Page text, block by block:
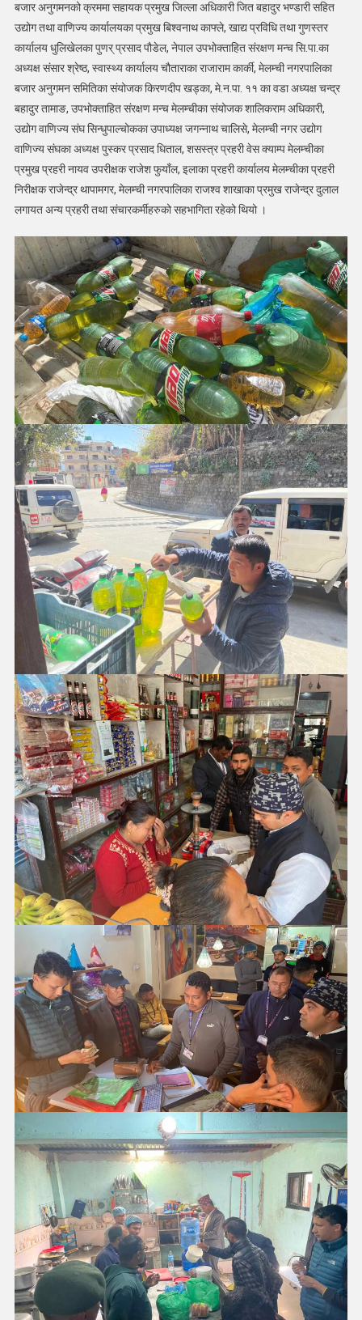
बजार अनुगमनको क्रममा सहायक प्रमुख जिल्ला अधिकारी जित बहादुर भण्डारी सहित
उद्योग तथा वाणिज्य कार्यालयका प्रमुख बिश्वनाथ काफ्ले, खाद्य प्रविधि तथा गुणस्तर
कार्यालय धुलिखेलका पुणर् प्रसाद पौडेल, नेपाल उपभोक्ताहित संरक्षण मन्च सि.पा.का
अध्यक्ष संसार श्रेष्ठ, स्वास्थ्य कार्यालय चौताराका राजाराम कार्की, मेलम्ची नगरपालिका
बजार अनुगमन समितिका संयोजक किरणदीप खड्का, मे.न.पा. ११ का वडा अध्यक्ष चन्द्र
बहादुर तामाङ, उपभोक्ताहित संरक्षण मन्च मेलम्चीका संयोजक शालिकराम अधिकारी,
उद्योग वाणिज्य संघ सिन्धुपाल्चोकका उपाध्यक्ष जगन्नाथ चालिसे, मेलम्ची नगर उद्योग
वाणिज्य संघका अध्यक्ष पुस्कर प्रसाद धिताल, शसस्त्र प्रहरी वेस क्याम्प मेलम्चीका
प्रमुख प्रहरी नायव उपरीक्षक राजेश फुयाँल, इलाका प्रहरी कार्यालय मेलम्चीका प्रहरी
निरीक्षक राजेन्द्र थापामगर, मेलम्ची नगरपालिका राजश्व शाखाका प्रमुख राजेन्द्र दुलाल
लगायत अन्य प्रहरी तथा संचारकर्मीहरुको सहभागिता रहेको थियो ।